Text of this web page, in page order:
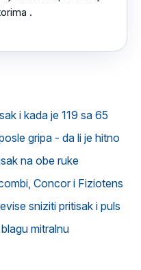
.
i kada je 119 sa 65
gripa - da li je hitno
na obe ruke
Concor i Fiziotens
sniziti pritisak i puls
mitralnu